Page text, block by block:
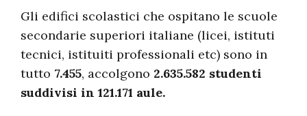
Gli edifici scolastici che ospitano le scuole
secondarie superiori italiane (licei, istituti
tecnici, istituiti professionali etc) sono in
tutto 7.455, accolgono 2.635.582 studenti
suddivisi in 121.171 aule.